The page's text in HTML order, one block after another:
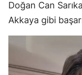
Doğan Can
Akkaya gibi